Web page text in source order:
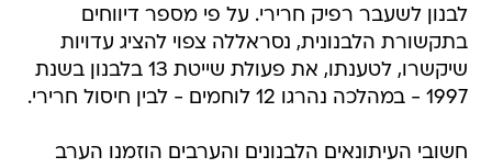
לבנון לשעבר רפיק חרירי. על פי מספר דיווחים
בתקשורת הלבנונית, נסראללה צפוי להציג עדויות
שיקשרו, לטענתו, את פעולת שייטת 13 בלבנון בשנת
1997 - במהלכה נהרגו 12 לוחמים - לבין חיסול חרירי.
חשובי העיתונאים הלבנונים והערבים הוזמנו הערב